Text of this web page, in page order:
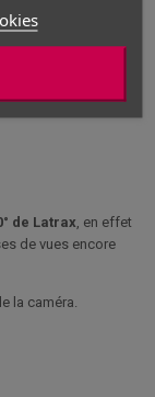
de Latrax, en effet
de vues encore
la caméra.